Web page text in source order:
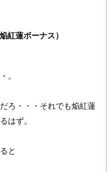
紅蓮ボーナス）
。
ろ・・・それでも焔紅蓮
はず。
と